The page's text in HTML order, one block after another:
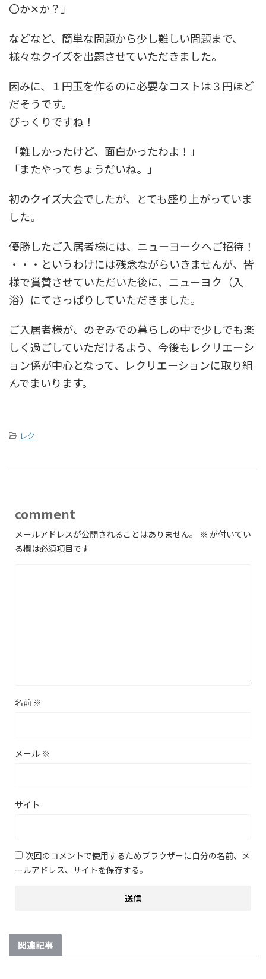
〇か✕か？」
などなど、簡単な問題から少し難しい問題まで、
様々なクイズを出題させていただきました。
因みに、１円玉を作るのに必要なコストは３円ほど
だそうです。
びっくりですね！
「難しかったけど、面白かったわよ！」
「またやってちょうだいね。」
初のクイズ大会でしたが、とても盛り上がっていま
した。
優勝したご入居者様には、ニューヨークへご招待！
・・・というわけには残念ながらいきませんが、皆
様で賞賛させていただいた後に、ニューヨク（入
浴）にてさっぱりしていただきました。
ご入居者様が、のぞみでの暮らしの中で少しでも楽
しく過ごしていただけるよう、今後もレクリエーシ
ョン係が中心となって、レクリエーションに取り組
んでまいります。
- レク
comment
メールアドレスが公開されることはありません。 ※ が付いてい
る欄は必須項目です
名前 ※
メール ※
サイト
次回のコメントで使用するためブラウザーに自分の名前、メ
ールアドレス、サイトを保存する。
関連記事